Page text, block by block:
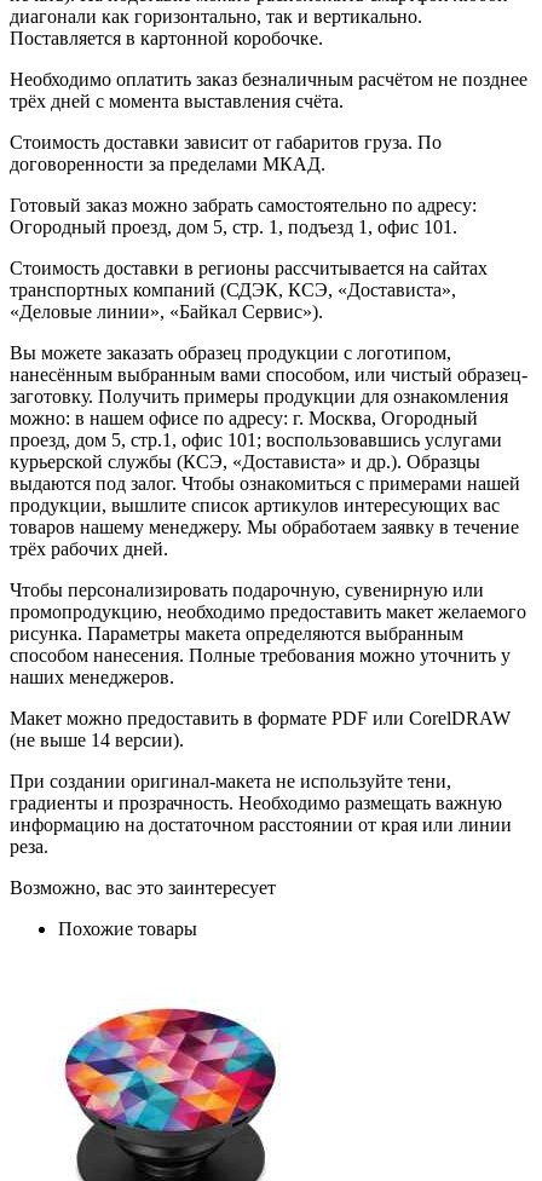
диагонали как горизонтально, так и вертикально.
Поставляется в картонной коробочке.
Необходимо оплатить заказ безналичным расчётом не позднее
трёх дней с момента выставления счёта.
Стоимость доставки зависит от габаритов груза. По
договоренности за пределами МКАД.
Готовый заказ можно забрать самостоятельно по адресу:
Огородный проезд, дом 5, стр. 1, подъезд 1, офис 101.
Стоимость доставки в регионы рассчитывается на сайтах
транспортных компаний (СДЭК, КСЭ, «Достависта»,
«Деловые линии», «Байкал Сервис»).
Вы можете заказать образец продукции с логотипом,
нанесённым выбранным вами способом, или чистый образец-
заготовку. Получить примеры продукции для ознакомления
можно: в нашем офисе по адресу: г. Москва, Огородный
проезд, дом 5, стр.1, офис 101; воспользовавшись услугами
курьерской службы (КСЭ, «Достависта» и др.). Образцы
выдаются под залог. Чтобы ознакомиться с примерами нашей
продукции, вышлите список артикулов интересующих вас
товаров нашему менеджеру. Мы обработаем заявку в течение
трёх рабочих дней.
Чтобы персонализировать подарочную, сувенирную или
промопродукцию, необходимо предоставить макет желаемого
рисунка. Параметры макета определяются выбранным
способом нанесения. Полные требования можно уточнить у
наших менеджеров.
Макет можно предоставить в формате PDF или CorelDRAW
(не выше 14 версии).
При создании оригинал-макета не используйте тени,
градиенты и прозрачность. Необходимо размещать важную
информацию на достаточном расстоянии от края или линии
реза.
Возможно, вас это заинтересует
Похожие товары